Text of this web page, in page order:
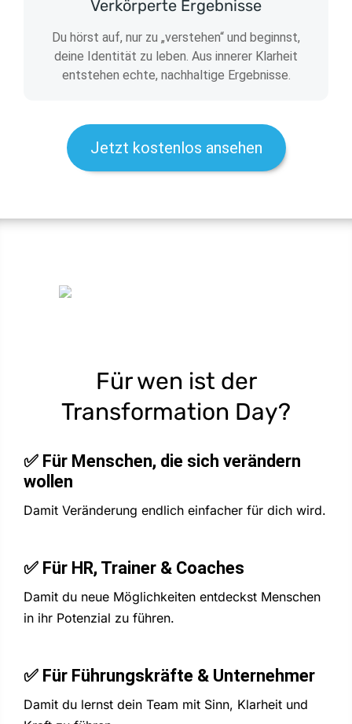
Verkörperte Ergebnisse
Du hörst auf, nur zu „verstehen“ und beginnst,
deine Identität zu leben. Aus innerer Klarheit
entstehen echte, nachhaltige Ergebnisse.
Jetzt kostenlos ansehen
Für wen ist der
Transformation Day?
✅ Für Menschen, die sich verändern
wollen
Damit Veränderung endlich einfacher für dich wird.​
✅ Für HR, Trainer & Coaches​
Damit du neue Möglichkeiten entdeckst Menschen
in ihr Potenzial zu führen.​
✅ Für Führungskräfte & Unternehmer​
Damit du lernst dein Team mit Sinn, Klarheit und